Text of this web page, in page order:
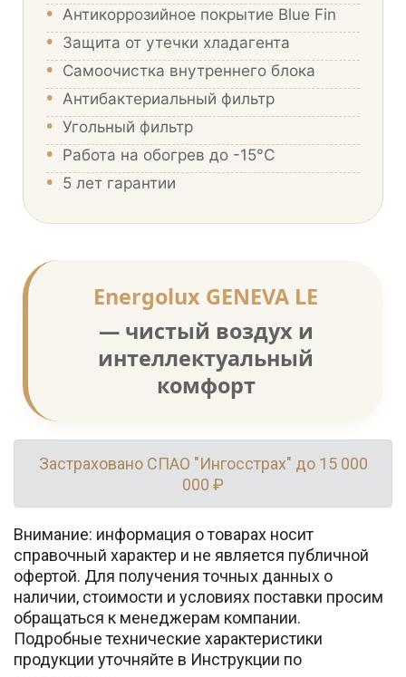
• Антикоррозийное покрытие Blue Fin
• Защита от утечки хладагента
• Самоочистка внутреннего блока
• Антибактериальный фильтр
• Угольный фильтр
• Работа на обогрев до -15°С
• 5 лет гарантии
Energolux GENEVA LE
— чистый воздух и
интеллектуальный
комфорт
Застраховано СПАО "Ингосстрах" до 15 000
000 ₽
Внимание: информация о товарах носит
справочный характер и не является публичной
офертой. Для получения точных данных о
наличии, стоимости и условиях поставки просим
обращаться к менеджерам компании.
Подробные технические характеристики
продукции уточняйте в Инструкции по